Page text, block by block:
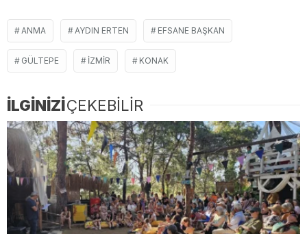
ANMA AYDIN ERTEN EFSANE BAŞKAN
GÜLTEPE IZMIR KONAK
İLGİNİZİÇEKEBİLİR